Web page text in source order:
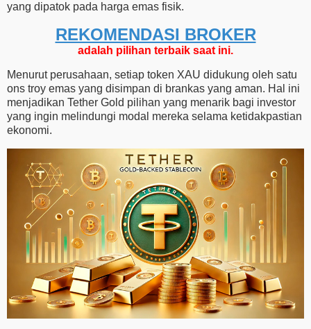
yang dipatok pada harga emas fisik.
REKOMENDASI ​​BROKER
adalah pilihan terbaik saat ini.
Menurut perusahaan, setiap token XAU didukung oleh satu
ons troy emas yang disimpan di brankas yang aman. Hal ini
menjadikan Tether Gold pilihan yang menarik bagi investor
yang ingin melindungi modal mereka selama ketidakpastian
ekonomi.